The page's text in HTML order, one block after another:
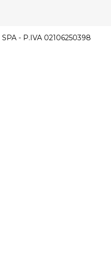
- P.IVA 02106250398